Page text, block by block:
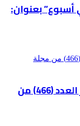
في أسبوع” بعنوان:
أمميون على طريق القدس.. صدور العدد (466) من